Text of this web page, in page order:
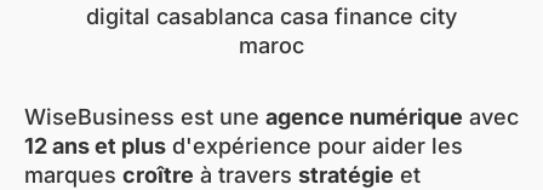
WiseBusiness est une agence numérique avec
12 ans et plus d'expérience pour aider les
marques croître à travers stratégie et